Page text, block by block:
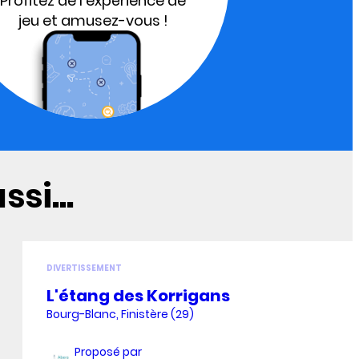
jeu et amusez-vous !
DIVERTISSEMENT
L'étang des Korrigans
Bourg-Blanc, Finistère (29)
Proposé par